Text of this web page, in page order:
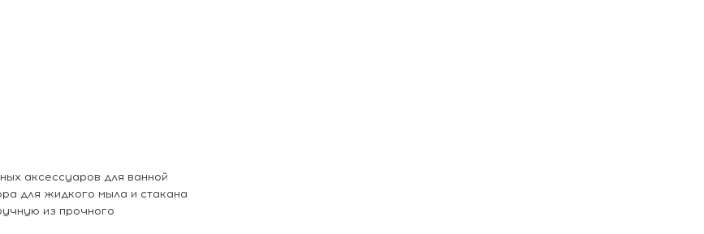
аксессуаров для ванной
для жидкого мыла и стакана
из прочного